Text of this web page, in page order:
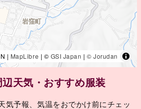
| MapLibre | © GSI Japan |© Jorudan
天気・おすすめ服装
気予報、気温をおでかけ前にチェッ